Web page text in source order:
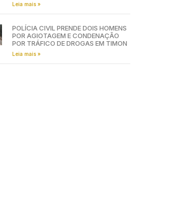
Leia mais »
POLÍCIA CIVIL PRENDE DOIS HOMENS
POR AGIOTAGEM E CONDENAÇÃO
POR TRÁFICO DE DROGAS EM TIMON
Leia mais »